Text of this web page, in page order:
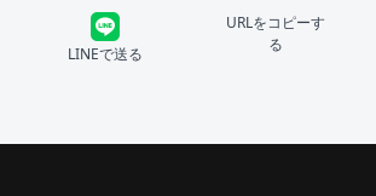
LINEで送る
URLをコピーす
る